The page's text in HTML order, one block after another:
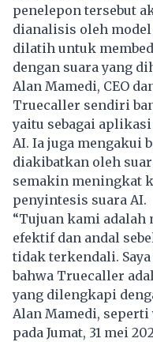
penelepon tersebut
dianalisis oleh
dilatih untuk
dengan suara yang
Alan Mamedi, CEO
Truecaller sendiri
yaitu sebagai
AI. Ia juga mengakui
diakibatkan oleh
semakin meningkat
penyintesis suara AI.
“Tujuan kami adalah
efektif dan andal
tidak terkendali.
bahwa Truecaller
yang dilengkapi
Alan Mamedi,
pada Jumat, 31 mei